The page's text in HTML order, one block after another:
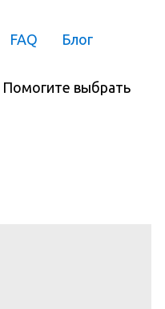
FAQ Блог
Помогите выбрать